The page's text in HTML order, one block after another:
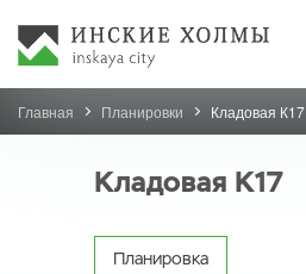
Главная Планировки Кладовая К17
Кладовая К17
Планировка